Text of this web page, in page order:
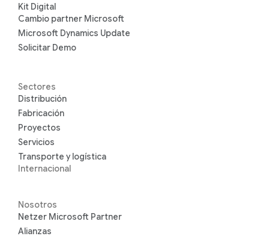
Kit Digital
Cambio partner Microsoft
Microsoft Dynamics Update
Solicitar Demo
Sectores
Distribución
Fabricación
Proyectos
Servicios
Transporte y logística
Internacional
Nosotros
Netzer Microsoft Partner
Alianzas